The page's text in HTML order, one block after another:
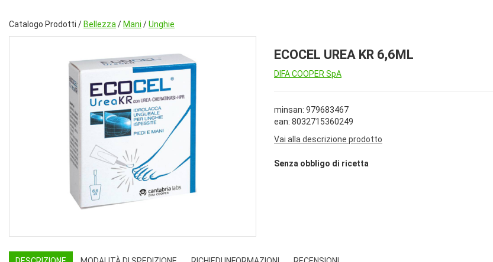
Catalogo Prodotti / Bellezza / Mani /Unghie
ECOCEL UREA KR 6,6ML
DIFA COOPER SpA
minsan: 979683467
ean: 8032715360249
Vai alla descrizione prodotto
Senza obbligo di ricetta